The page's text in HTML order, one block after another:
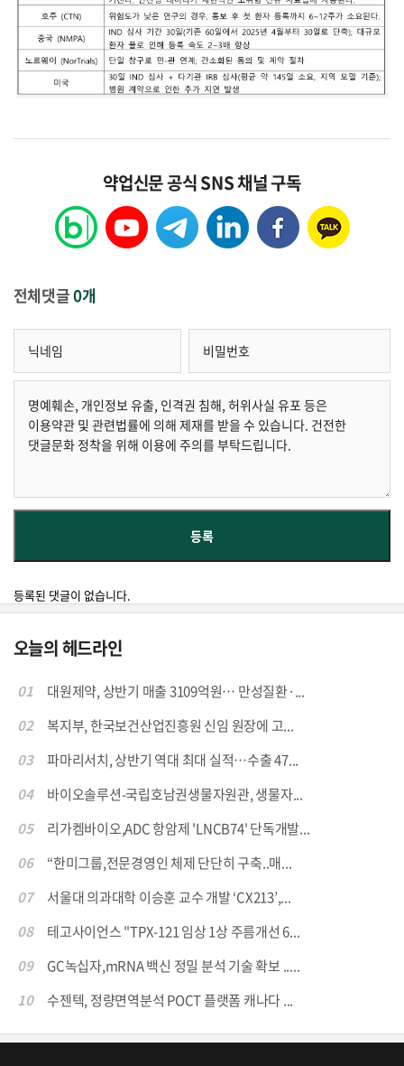
약업신문 공식 SNS 채널 구독
전체댓글0개
등록된 댓글이 없습니다.
오늘의 헤드라인
01
대원제약, 상반기 매출 3109억원… 만성질환·...
02
복지부, 한국보건산업진흥원 신임 원장에 고...
03
파마리서치, 상반기 역대 최대 실적…수출 47...
04
바이오솔루션-국립호남권생물자원관, 생물자...
05
리가켐바이오,ADC 항암제 'LNCB74' 단독개발...
06
“한미그룹,전문경영인 체제 단단히 구축..매...
07
서울대 의과대학 이승훈 교수 개발 ‘CX213’,...
08
테고사이언스 "TPX-121 임상 1상 주름개선 6...
09
GC녹십자,mRNA 백신 정밀 분석 기술 확보 .....
10
수젠텍, 정량면역분석 POCT 플랫폼 캐나다 ...